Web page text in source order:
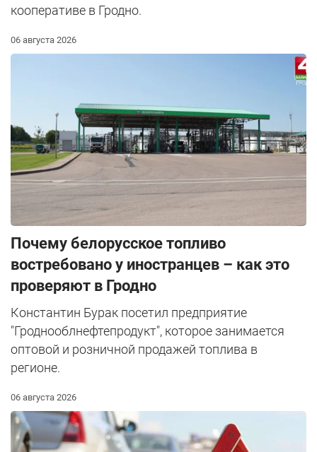
кооперативе в Гродно.
06 августа 2026
Почему белорусское топливо
востребовано у иностранцев – как это
проверяют в Гродно
Константин Бурак посетил предприятие
"Гроднооблнефтепродукт", которое занимается
оптовой и розничной продажей топлива в
регионе.
06 августа 2026